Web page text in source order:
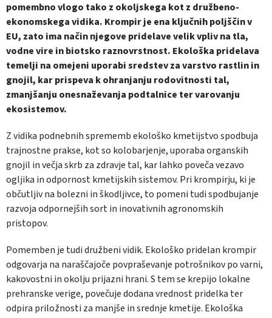
pomembno vlogo tako z okoljskega kot z družbeno-
ekonomskega vidika. Krompir je ena ključnih poljščin v
EU, zato ima način njegove pridelave velik vpliv na tla,
vodne vire in biotsko raznovrstnost. Ekološka pridelava
temelji na omejeni uporabi sredstev za varstvo rastlin in
gnojil, kar prispeva k ohranjanju rodovitnosti tal,
zmanjšanju onesnaževanja podtalnice ter varovanju
ekosistemov.
Z vidika podnebnih sprememb ekološko kmetijstvo spodbuja
trajnostne prakse, kot so kolobarjenje, uporaba organskih
gnojil in večja skrb za zdravje tal, kar lahko poveča vezavo
ogljika in odpornost kmetijskih sistemov. Pri krompirju, ki je
občutljiv na bolezni in škodljivce, to pomeni tudi spodbujanje
razvoja odpornejših sort in inovativnih agronomskih
pristopov.
Pomemben je tudi družbeni vidik. Ekološko pridelan krompir
odgovarja na naraščajoče povpraševanje potrošnikov po varni,
kakovostni in okolju prijazni hrani. S tem se krepijo lokalne
prehranske verige, povečuje dodana vrednost pridelka ter
odpira priložnosti za manjše in srednje kmetije. Ekološka